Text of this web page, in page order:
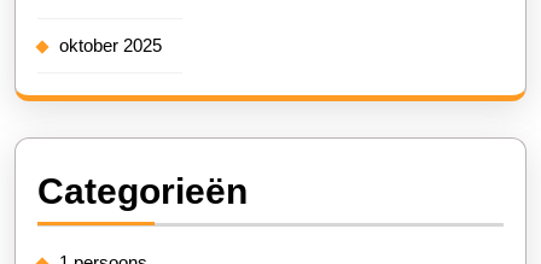
oktober 2025
Categorieën